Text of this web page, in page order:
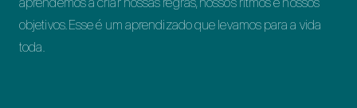
objetivos. Esse é um aprendizado que levamos para a vida
toda.